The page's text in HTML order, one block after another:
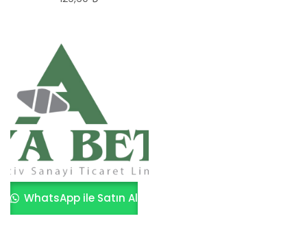
WhatsApp ile Satın Al